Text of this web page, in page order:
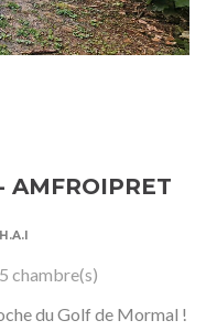
H.A.I
5 chambre(s)
du Golf de Mormal !